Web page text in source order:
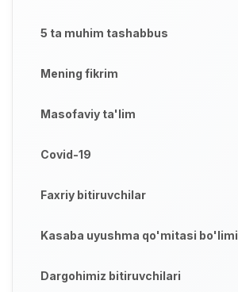
5 ta muhim tashabbus
Mening fikrim
Masofaviy ta'lim
Covid-19
Faxriy bitiruvchilar
Kasaba uyushma qo'mitasi bo'limi
Dargohimiz bitiruvchilari